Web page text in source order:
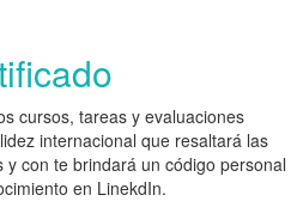
cursos, tareas y evaluaciones
internacional que resaltará las
con te brindará un código personal
en LinekdIn.